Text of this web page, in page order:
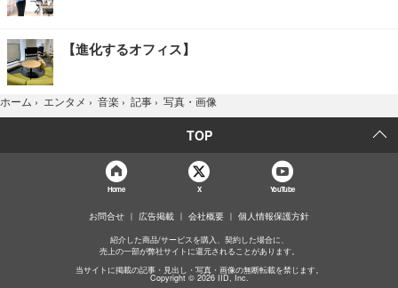
【進化するオフィス】
ホーム › エンタメ › 音楽 › 記事 › 写真・画像
TOP
Home X YouTube
お問合せ 広告掲載 会社概要 個人情報保護方針
紹介した商品/サービスを購入、契約した場合に、
売上の一部が弊社サイトに還元されることがあります。
当サイトに掲載の記事・見出し・写真・画像の無断転載を禁じます。
Copyright © 2026 IID, Inc.